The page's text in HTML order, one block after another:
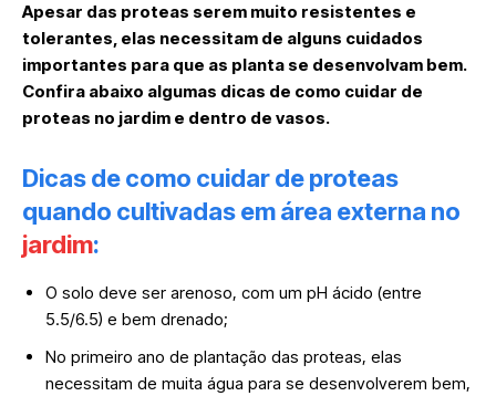
Apesar das proteas serem muito resistentes e
tolerantes, elas necessitam de alguns cuidados
importantes para que as planta se desenvolvam bem.
Confira abaixo algumas dicas de como cuidar de
proteas no jardim e dentro de vasos.
Dicas de como cuidar de proteas
quando cultivadas em área externa no
jardim:
O solo deve ser arenoso, com um pH ácido (entre
5.5/6.5) e bem drenado;
No primeiro ano de plantação das proteas, elas
necessitam de muita água para se desenvolverem bem,